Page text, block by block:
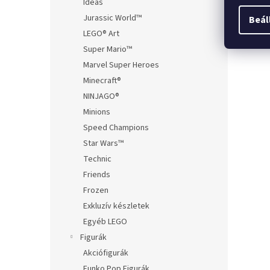
Ideas
Jurassic World™
LEGO® Art
Super Mario™
Marvel Super Heroes
Minecraft®
NINJAGO®
Minions
Speed Champions
Star Wars™
Technic
Friends
Frozen
Exkluzív készletek
Egyéb LEGO
Figurák
Akciófigurák